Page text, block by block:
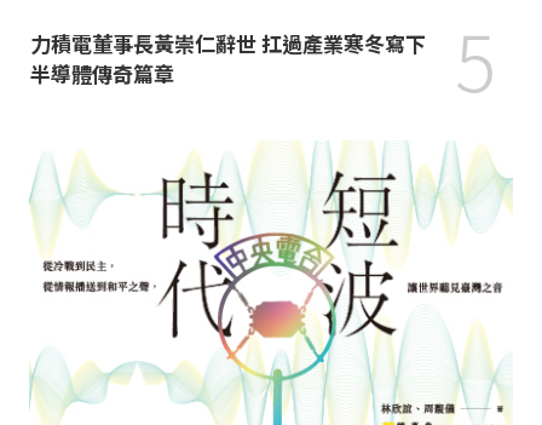
力積電董事長黃崇仁辭世 扛過產業寒冬寫下
半導體傳奇篇章
5